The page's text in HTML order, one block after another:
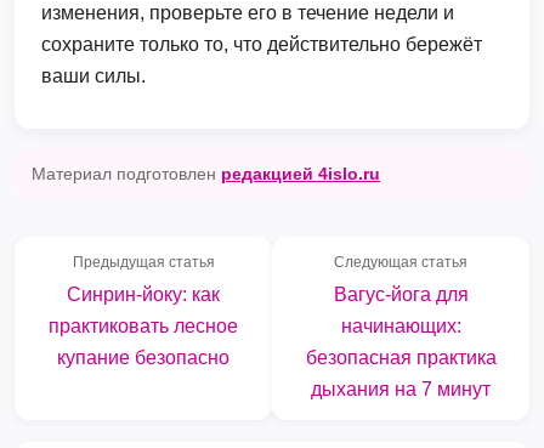
изменения, проверьте его в течение недели и
сохраните только то, что действительно бережёт
ваши силы.
Материал подготовлен редакцией 4islo.ru
Предыдущая статья
Синрин-йоку: как
практиковать лесное
купание безопасно
Следующая статья
Вагус-йога для
начинающих:
безопасная практика
дыхания на 7 минут